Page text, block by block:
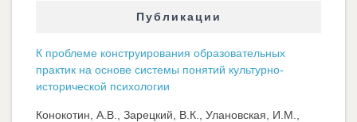
Публикации
К проблеме конструирования образовательных
практик на основе системы понятий культурно-
исторической психологии
Конокотин, А.В., Зарецкий, В.К., Улановская, И.М.,